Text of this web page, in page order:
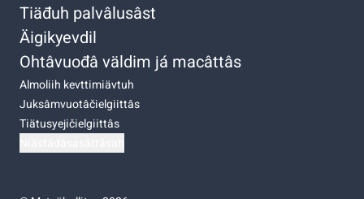
Tiäđuh palvâlusâst
Äigikyevdil
Ohtâvuođâ väldim já macâttâs
Almoliih kevttimiävtuh
Juksâmvuotâčielgiittâs
Tiätusyejičielgiittâs